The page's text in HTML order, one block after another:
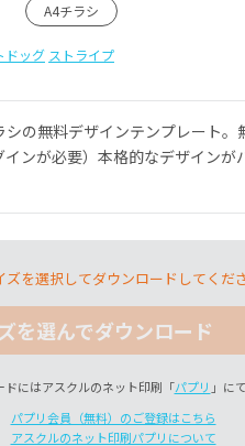
A4チラシ
ドッグ ストライプ
の無料デザインテンプレート
ンが必要）本格的なデザインが
ズを選択してダウンロードしてくださ
を選んでダウンロード
にはアスクルのネット印刷「パプリ 」に
パプリ会員（無料）のご登録はこちら
アスクルのネット印刷パプリについて